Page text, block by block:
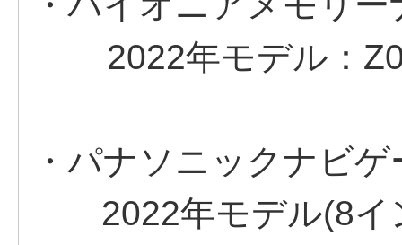
2022年モデル：
・パナソニックナビ
2022年モデル(8イ